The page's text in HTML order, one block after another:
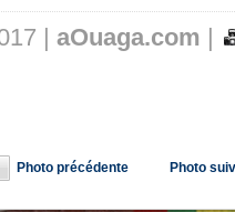
| aOuaga.com |
Photo précédente Photo